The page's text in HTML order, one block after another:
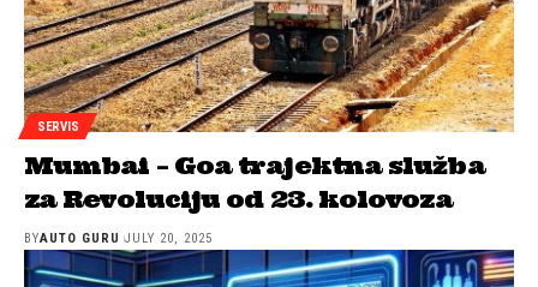
SERVIS
Mumbai – Goa trajektna služba
za Revoluciju od 23. kolovoza
BYAUTO GURU JULY 20, 2025